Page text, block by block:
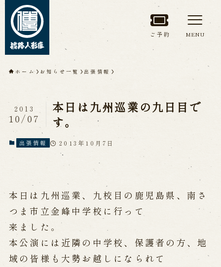
トップページ
淡路人形座について
淡路人形座とは
座員紹介
人間国宝 故鶴澤友路師匠
淡路人形座の成り立ち
淡路人形座で研修した人々
淡路人形浄瑠璃を受け継いで
公演情報
公演カレンダー
開催中の公演
近日開催の公演
ご予約 MENU
ホーム お知らせ一覧 出張情報
本日は九州巡業の九日目で
す。
2013
10/07
出張情報 2013年10月7日
本日は九州巡業、九校目の鹿児島県、南さ
つま市立金峰中学校に行って
来ました。
本公演には近隣の中学校、保護者の方、地
域の皆様も大勢お越しになられて